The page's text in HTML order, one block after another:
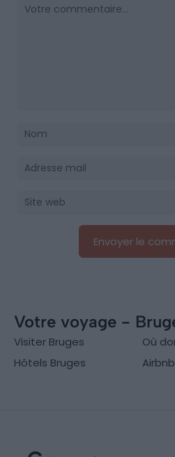
Votre voyage -
Visiter Bruges
Où
Hôtels Bruges